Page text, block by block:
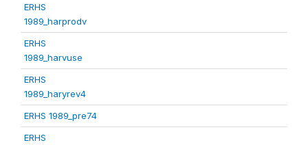
ERHS
1989_harprodv
ERHS
1989_harvuse
ERHS
1989_haryrev4
ERHS 1989_pre74
ERHS